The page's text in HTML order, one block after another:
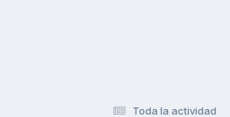
Toda la actividad